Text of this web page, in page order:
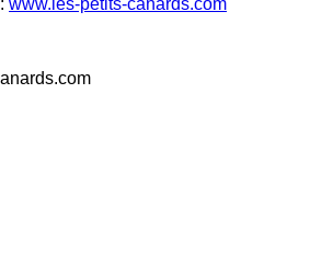
www.les-petits-canards.com